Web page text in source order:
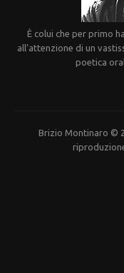
È colui che per primo
all’attenzione di un
poetica
Brizio Montinaro ©